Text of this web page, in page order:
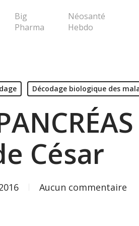
fermer la popup
Big
Pharma
Néosanté
Hebdo
Décodage biologique des
César
Aucun commentaire